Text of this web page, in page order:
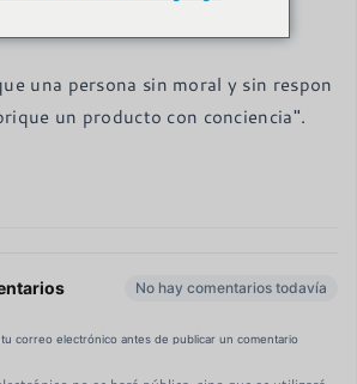
una persona sin moral y sin respon
un producto con conciencia".
No hay comentarios todavía
correo electrónico antes de publicar un comentario